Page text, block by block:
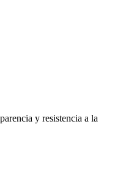
y resistencia a la